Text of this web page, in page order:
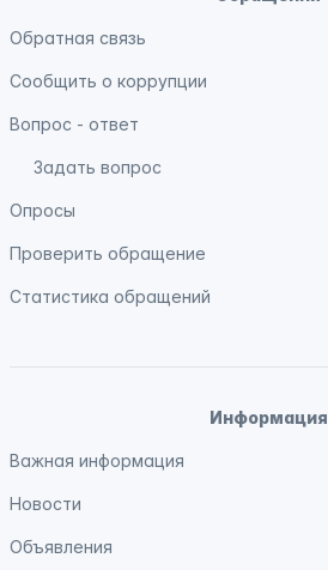
Обратная связь
Сообщить о коррупции
Вопрос - ответ
Задать вопрос
Опросы
Проверить обращение
Статистика обращений
Информация
Важная информация
Новости
Объявления